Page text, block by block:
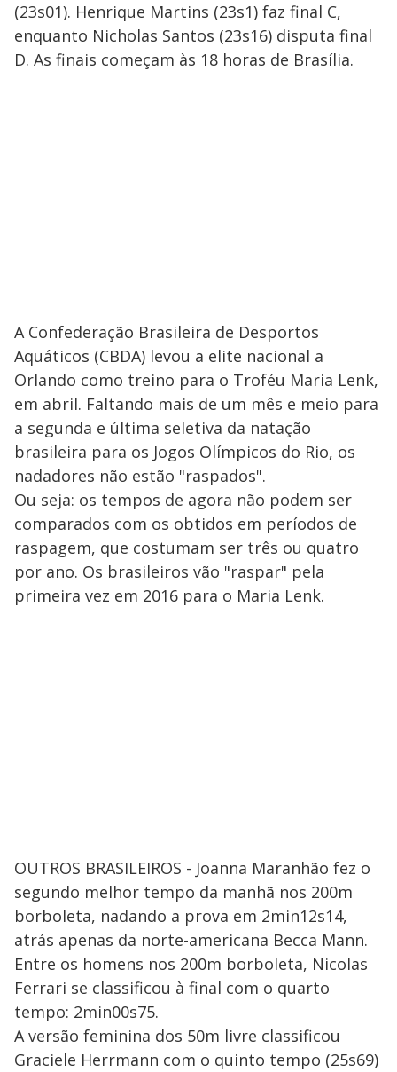
(23s01). Henrique Martins (23s1) faz final C,
enquanto Nicholas Santos (23s16) disputa final
D. As finais começam às 18 horas de Brasília.
A Confederação Brasileira de Desportos
Aquáticos (CBDA) levou a elite nacional a
Orlando como treino para o Troféu Maria Lenk,
em abril. Faltando mais de um mês e meio para
a segunda e última seletiva da natação
brasileira para os Jogos Olímpicos do Rio, os
nadadores não estão "raspados".
Ou seja: os tempos de agora não podem ser
comparados com os obtidos em períodos de
raspagem, que costumam ser três ou quatro
por ano. Os brasileiros vão "raspar" pela
primeira vez em 2016 para o Maria Lenk.
OUTROS BRASILEIROS - Joanna Maranhão fez o
segundo melhor tempo da manhã nos 200m
borboleta, nadando a prova em 2min12s14,
atrás apenas da norte-americana Becca Mann.
Entre os homens nos 200m borboleta, Nicolas
Ferrari se classificou à final com o quarto
tempo: 2min00s75.
A versão feminina dos 50m livre classificou
Graciele Herrmann com o quinto tempo (25s69)